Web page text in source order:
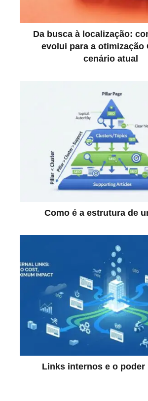
Da busca à localização:
evolui para a otimização
cenário atual
Como é a estrutura de
Links internos e o poder